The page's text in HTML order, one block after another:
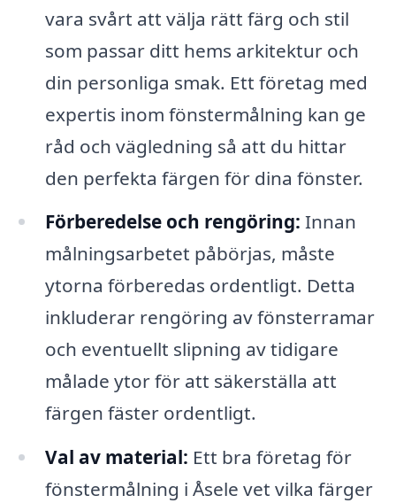
vara svårt att välja rätt färg och stil
som passar ditt hems arkitektur och
din personliga smak. Ett företag med
expertis inom fönstermålning kan ge
råd och vägledning så att du hittar
den perfekta färgen för dina fönster.
Förberedelse och rengöring: Innan
målningsarbetet påbörjas, måste
ytorna förberedas ordentligt. Detta
inkluderar rengöring av fönsterramar
och eventuellt slipning av tidigare
målade ytor för att säkerställa att
färgen fäster ordentligt.
Val av material: Ett bra företag för
fönstermålning i Åsele vet vilka färger